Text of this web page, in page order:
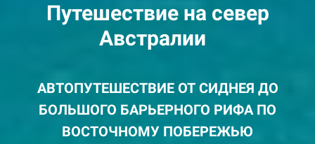
Путешествие на север
Австралии
АВТОПУТЕШЕСТВИЕ ОТ СИДНЕЯ ДО
БОЛЬШОГО БАРЬЕРНОГО РИФА ПО
ВОСТОЧНОМУ ПОБЕРЕЖЬЮ